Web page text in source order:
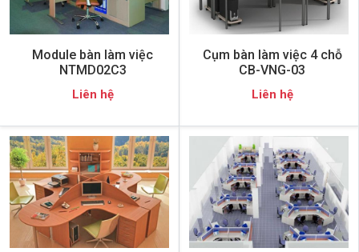
Module bàn làm việc
NTMD02C3
Liên hệ
Cụm bàn làm việc 4 chỗ
CB-VNG-03
Liên hệ